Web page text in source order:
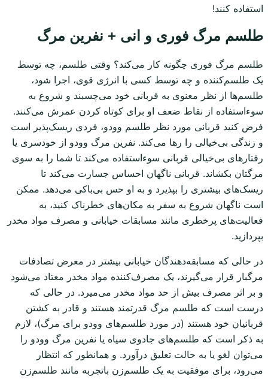
استفاده کنند!
طلسم مرگ فوری و انی + نفرین مرگ
طلسم مرگ فوری چگونه کار می‌کند؟ وقتی طلسم، چه توسط
یک طلسم‌کننده و چه توسط کسی با انرژی قوی، اجرا شود،
طلسم‌ها از نظر معنوی به قربانی خود می‌چسبند و شروع به
سوءاستفاده از نقاط ضعف او برای کوتاه کردن عمرش می‌کنند.
فرض کنید قربانی مورد نظر طلسم وودو، فردی ریسک‌پذیر است
و زندگی بی‌خیالی را رها می‌کند. نفرین مرگ وودو از خودسری یا
رفتارهای بی‌خیالی قربانی سوءاستفاده می‌کند تا شما را به سوی
مرگتان بکشاند. قربانی ناگهان احساس جسارت می‌کند تا
ریسک‌های بیشتری را بپذیرد و به او حس بی‌باکی می‌دهد. ممکن
است ناگهان شروع به سفر به مکان‌های خطرناک کنید، به
فعالیت‌های پرخطری مانند مسابقات خیابانی و مصرف مواد مخدر
بپردازید.
در حالی که مسابقه‌دهندگان خیابانی بیشتر در معرض تصادفات
مرگبار قرار می‌گیرند، یک مصرف‌کننده مواد مخدر معتاد می‌شود
و بر اثر مصرف بیش از حد مواد مخدر می‌میرد. در حالی که
درست است که طلسم‌ مرگ قدرتمند هستند و قادر به کشتن
قربانیان خود هستند (در مورد طلسم‌های وودو برای مرگ)، لازم
به ذکر است که طلسم‌های جادوی سیاه یا نفرین مرگ وودو را
می‌توان لغو یا به حالت تعلیق درآورد. و همانطور که انتظار
می‌رود، برای موفقیت به یک طلسم‌زن باتجربه مانند طلسم‌زن